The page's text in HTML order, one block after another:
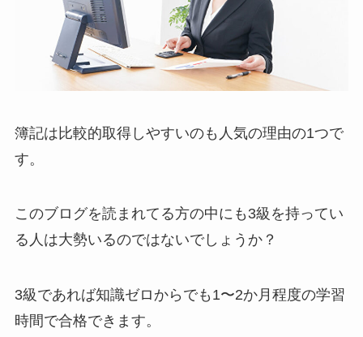
簿記は比較的取得しやすいのも人気の理由の1つで
す。
このブログを読まれてる方の中にも3級を持ってい
る人は大勢いるのではないでしょうか？
3級であれば知識ゼロからでも1〜2か月程度の学習
時間で合格できます。